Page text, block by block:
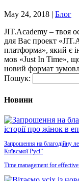
May 24, 2018 | Блог
JIT.Academy – твоя
для Вас проект
платформа», який є
мов «Just In Time»,
новий формат
Пошук:
Новини
Запрошення на благодійну
Київської Русі”
Time management for